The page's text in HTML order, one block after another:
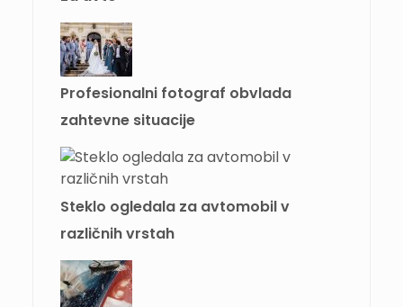
Profesionalni fotograf obvlada
zahtevne situacije
Steklo ogledala za avtomobil v
različnih vrstah